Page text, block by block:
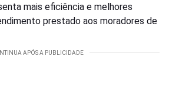
mais eficiência e melhores
prestado aos moradores de